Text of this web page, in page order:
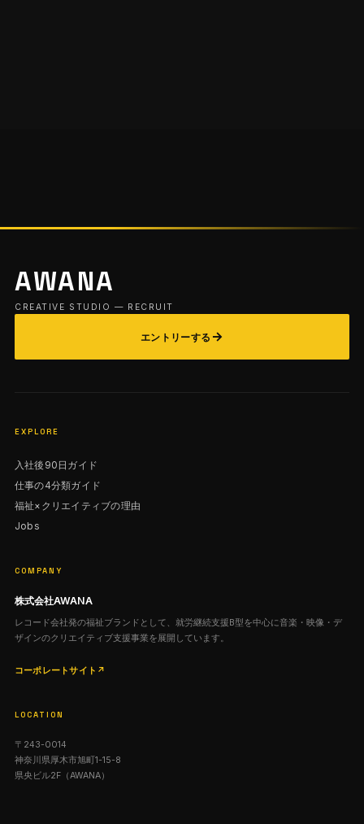
AWANA
CREATIVE STUDIO — RECRUIT
エントリーする →
EXPLORE
入社後90日ガイド
仕事の4分類ガイド
福祉×クリエイティブの理由
Jobs
COMPANY
株式会社AWANA
レコード会社発の福祉ブランドとして、就労継続支援B型を中心に音楽・映像・デ
ザインのクリエイティブ支援事業を展開しています。
コーポレートサイト ↗
LOCATION
〒243-0014
神奈川県厚木市旭町1-15-8
県央ビル2F（AWANA）